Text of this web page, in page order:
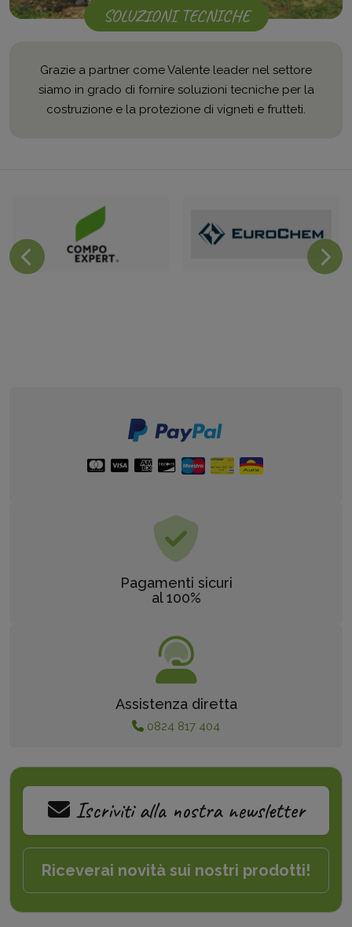
SOLUZIONI TECNICHE
Grazie a partner come Valente leader nel settore
siamo in grado di fornire soluzioni tecniche per la
costruzione e la protezione di vigneti e frutteti.
Pagamenti sicuri
al 100%
Assistenza diretta
0824 817 404
Iscriviti alla nostra newsletter
Riceverai novità sui nostri prodotti!